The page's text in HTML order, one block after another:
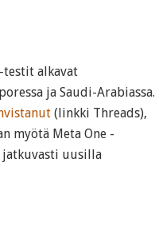
testit alkavat
ja Saudi-Arabiassa.
(linkki Threads),
myötä Meta One -
jatkuvasti uusilla